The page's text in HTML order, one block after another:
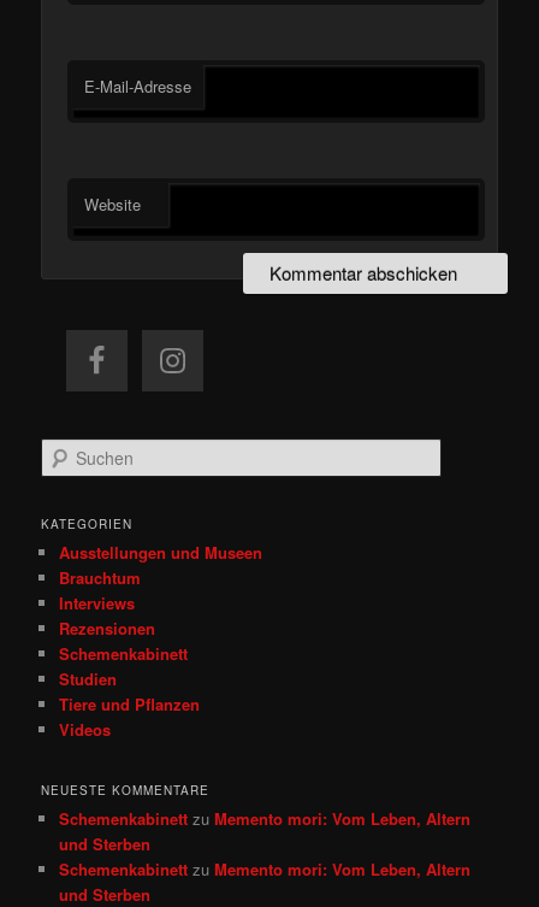
E-Mail-Adresse
Website
u
h
KATEGORIEN
Ausstellungen und Museen
Brauchtum
Interviews
Rezensionen
Schemenkabinett
Studien
Tiere und Pflanzen
Videos
NEUESTE KOMMENTARE
Schemenkabinett zuMemento mori: Vom Leben, Altern
und Sterben
Schemenkabinett zuMemento mori: Vom Leben, Altern
und Sterben